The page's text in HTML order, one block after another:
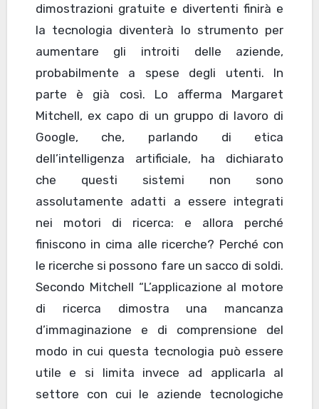
dimostrazioni gratuite e divertenti finirà e
la tecnologia diventerà lo strumento per
aumentare gli introiti delle aziende,
probabilmente a spese degli utenti. In
parte è già così. Lo afferma Margaret
Mitchell, ex capo di un gruppo di lavoro di
Google, che, parlando di etica
dell’intelligenza artificiale, ha dichiarato
che questi sistemi non sono
assolutamente adatti a essere integrati
nei motori di ricerca: e allora perché
finiscono in cima alle ricerche? Perché con
le ricerche si possono fare un sacco di soldi.
Secondo Mitchell “L’applicazione al motore
di ricerca dimostra una mancanza
d’immaginazione e di comprensione del
modo in cui questa tecnologia può essere
utile e si limita invece ad applicarla al
settore con cui le aziende tecnologiche